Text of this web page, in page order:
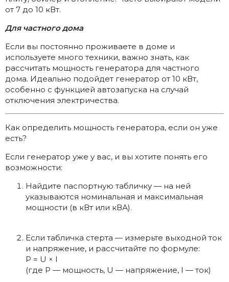
от 7 до 10 кВт.
Для частного дома
Если вы постоянно проживаете в доме и
используете много техники, важно знать, как
рассчитать мощность генератора для частного
дома. Идеально подойдет генератор от 10 кВт,
особенно с функцией автозапуска на случай
отключения электричества.
Как определить мощность генератора, если он уже
есть?
Если генератор уже у вас, и вы хотите понять его
возможности:
Найдите паспортную табличку — на ней
указываются номинальная и максимальная
мощности (в кВт или кВА).
Если табличка стерта — измерьте выходной ток
и напряжение, и рассчитайте по формуле:
P = U × I
(где P — мощность, U — напряжение, I — ток)